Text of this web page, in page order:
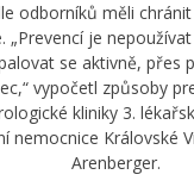
odborníků měli
„Prevencí je
se aktivně, přes
vypočetl způsoby
kliniky 3.
nemocnice Královské
Arenberger.